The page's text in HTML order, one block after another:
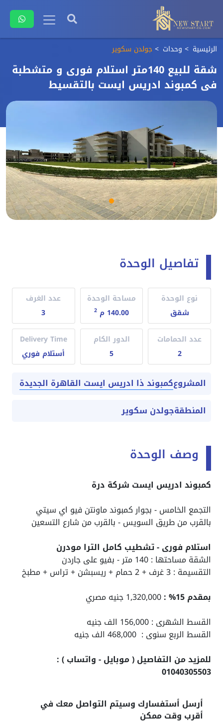
الرئيسية وحدات جولدن سكوير
شقة للبيع 140متر استلام فورى و متشطبة
فى كمبوند ادريس ايست بالتقسيط
تفاصيل الوحدة
نوع الوحدة
شقق
مساحة الوحدة
140.00 م
2
عدد الغرف
3
عدد الحمامات
2
الدور الكام
5
Delivery Time
أستلام فوري
المشروعكمبوند ذا ادريس ايست القاهرة الجديدة
المنطقةجولدن سكوير
وصف الوحدة
كمبوند ادريس ايست شركة درة
التجمع الخامس - بجوار كمبوند ماونتن فيو اي سيتي
بالقرب من طريق السويس - بالقرب من شارع التسعين
استلام فورى - تشطيب كامل الترا مودرن
الشقة مساحتها : 140 متر - بفيو على جاردن
التقسيمة : 3 غرف + 2 حمام + ريسبشن + تراس + مطبخ
بمقدم 15% :
القسط الشهرى : 156,000 الف جنيه
القسط الربع سنوى : 468,000 الف جنيه
للمزيد من التفاصيل ( موبايل - واتساب ) :
01040305503
أرسل أستفسارك وسيتم التواصل معك في
أقرب وقت ممكن